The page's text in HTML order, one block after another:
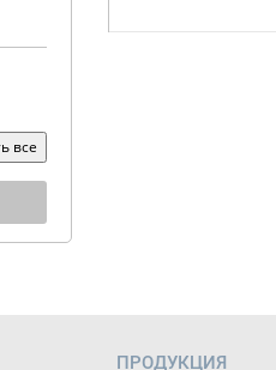
все
ПРОДУКЦИЯ